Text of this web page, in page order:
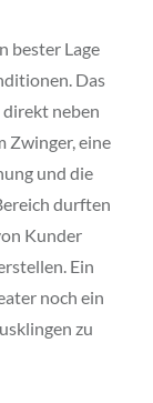
bester Lage
Das
neben
Zwinger, eine
und die
durften
Kunder
Ein
noch ein
zu